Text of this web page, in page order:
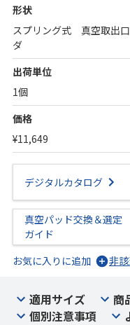
形状
スプリング式 真空取出
ダ
出荷単位
1個
価格
¥11,649
デジタルカタログ
真空パッド交換＆選定
ガイド
お気に入りに追加
非
適用サイズ 商
個別注意事項